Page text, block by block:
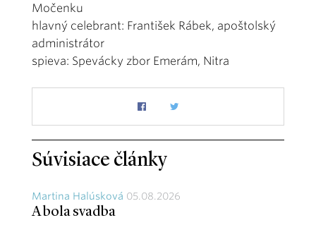
Močenku
hlavný celebrant: František Rábek, apoštolský
administrátor
spieva: Spevácky zbor Emerám, Nitra
Súvisiace články
Martina Halúsková 05.08.2026
A bola svadba